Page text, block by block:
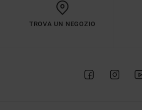
TROVA UN NEGOZIO